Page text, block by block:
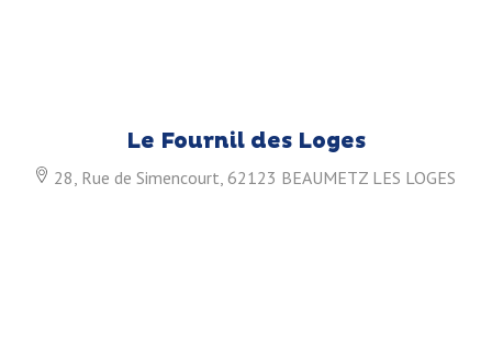
Le Fournil des Loges
28, Rue de Simencourt, 62123 BEAUMETZ LES LOGES